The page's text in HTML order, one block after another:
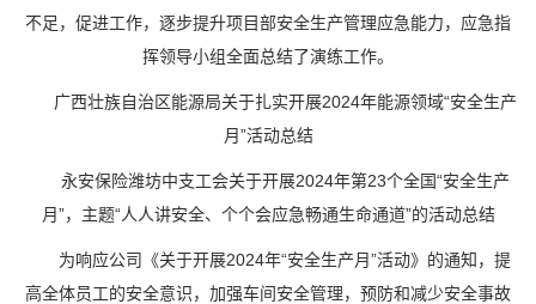
不足，促进工作，逐步提升项目部安全生产管理应急能力，应急指
挥领导小组全面总结了演练工作。
广西壮族自治区能源局关于扎实开展2024年能源领域“安全生产
月”活动总结
永安保险潍坊中支工会关于开展2024年第23个全国“安全生产
月”，主题“人人讲安全、个个会应急畅通生命通道”的活动总结
为响应公司《关于开展2024年“安全生产月”活动》的通知，提
高全体员工的安全意识，加强车间安全管理，预防和减少安全事故